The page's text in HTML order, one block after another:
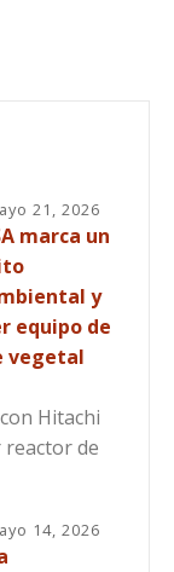
21, 2026
marca un
y
equipo de
vegetal
Hitachi
reactor de
14, 2026